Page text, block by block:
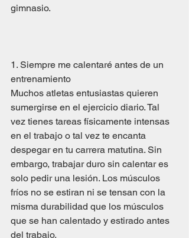
gimnasio.
1. Siempre me calentaré antes de un
entrenamiento
Muchos atletas entusiastas quieren
sumergirse en el ejercicio diario. Tal
vez tienes tareas físicamente intensas
en el trabajo o tal vez te encanta
despegar en tu carrera matutina. Sin
embargo, trabajar duro sin calentar es
solo pedir una lesión. Los músculos
fríos no se estiran ni se tensan con la
misma durabilidad que los músculos
que se han calentado y estirado antes
del trabajo.